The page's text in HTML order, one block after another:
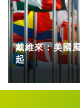
戴維來：美國
起